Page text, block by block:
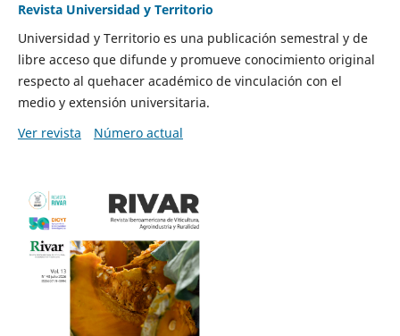
Revista Universidad y Territorio
Universidad y Territorio es una publicación semestral y de
libre acceso que difunde y promueve conocimiento original
respecto al quehacer académico de vinculación con el
medio y extensión universitaria.
Ver revista
Número actual